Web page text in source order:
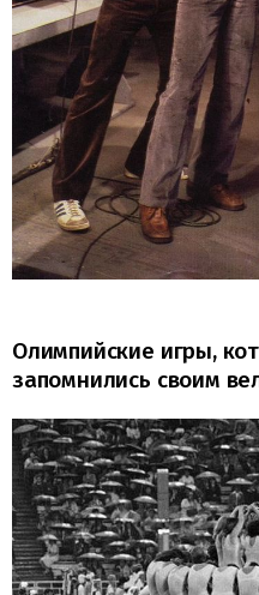
Олимпийские игры,
запомнились своим